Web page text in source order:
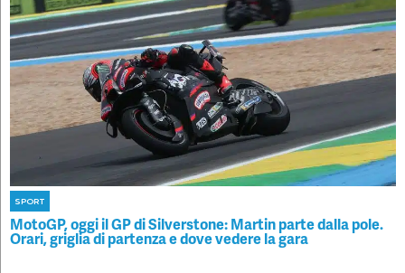
SPORT
MotoGP, oggi il GP di Silverstone: Martin parte dalla pole.
Orari, griglia di partenza e dove vedere la gara